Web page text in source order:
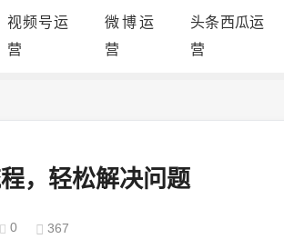
视频号运
营
微博运
营
头条西瓜运
营
，轻松解决问题
0 367